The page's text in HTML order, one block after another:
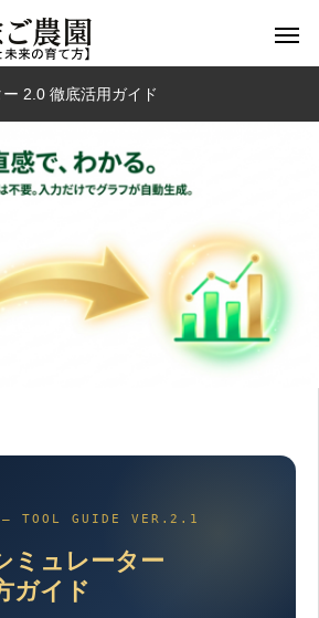
2.0 徹底活用ガイド
— TOOL GUIDE VER.2.1
ミュレーター
ガイド